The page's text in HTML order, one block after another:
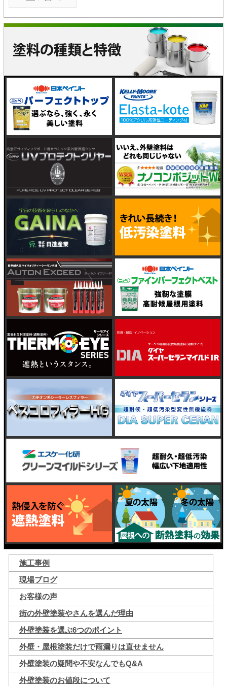
施工事例
現場ブログ
お客様の声
街の外壁塗装やさんを選んだ理由
外壁塗装を選ぶ6つのポイント
外壁・屋根塗装だけで雨漏りは直せません
外壁塗装の疑問や不安なんでもQ&A
外壁塗装のお値段について